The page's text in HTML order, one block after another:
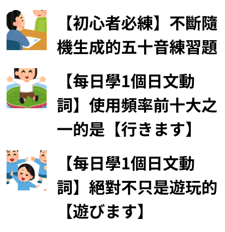
【初心者必練】不斷隨
機生成的五十音練習題
【每日學1個日文動
詞】使用頻率前十大之
一的是【行きます】
【每日學1個日文動
詞】絕對不只是遊玩的
【遊びます】